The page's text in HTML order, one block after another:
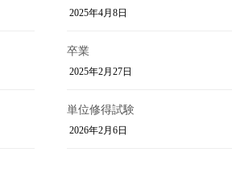
2025年4月8日
卒業
2025年2月27日
単位修得試験
2026年2月6日